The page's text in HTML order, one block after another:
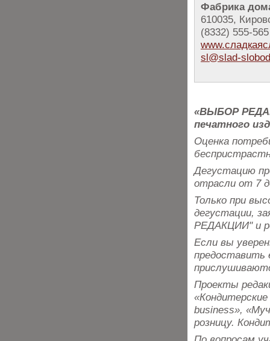
Фабрика
610035,
(8332) 555-
sl@slad-
«ВЫБОР
печатного
Оценка
Дегустацию
отрасли от 7
Только при
дегустации,
РЕДАКЦИИ" и
Если вы
предоставить
Проекты
«Кондитерские
business»,
розницу.